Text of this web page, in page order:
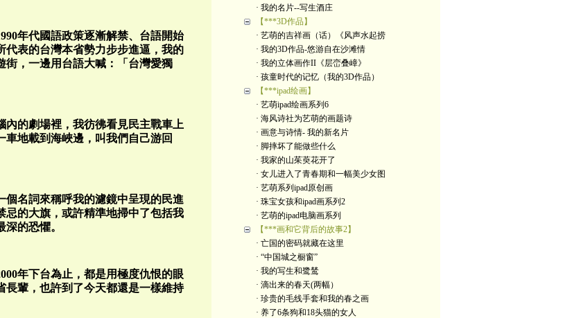
年代國語政策逐漸解禁、台語開始
表的台灣本省勢力步步進逼，我的
街，一邊用台語大喊：「台灣愛獨
的劇場裡，我彷彿看見民主戰車上
地載到海峽邊，叫我們自己游回
名詞來稱呼我的濾鏡中呈現的民進
的大旗，或許精準地掃中了包括我
的恐懼。
年下台為止，都是用極度仇恨的眼
輩，也許到了今天都還是一樣維持
· 我的名片--写生酒庄
【***3D作品】
· 艺萌的吉祥画（话）《风声水起捞
· 我的3D作品-悠游自在沙滩情
· 我的立体画作II《层峦叠嶂》
· 孩童时代的记忆（我的3D作品）
【***ipad绘画】
· 艺萌ipad绘画系列6
· 海风诗社为艺萌的画题诗
· 画意与诗情- 我的新名片
· 脚摔坏了能做些什么
· 我家的山茱萸花开了
· 女儿进入了青春期和一幅美少女图
· 艺萌系列ipad原创画
· 珠宝女孩和ipad画系列2
· 艺萌的ipad电脑画系列
【***画和它背后的故事2】
· 亡国的密码就藏在这里
· “中国城之橱窗”
· 我的写生和鹭鸶
· 滴出来的春天(两幅）
· 珍贵的毛线手套和我的春之画
· 养了6条狗和18头猫的女人